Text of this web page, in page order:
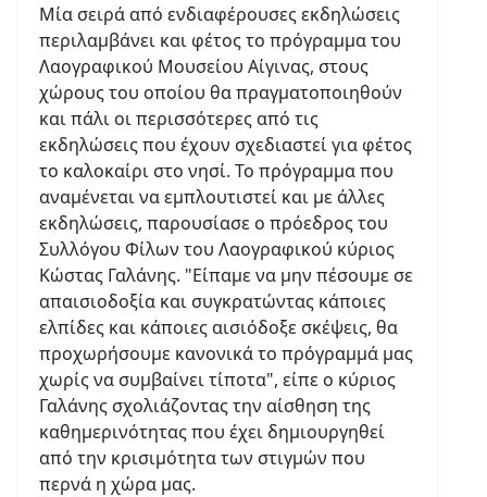
Μία σειρά από ενδιαφέρουσες εκδηλώσεις
περιλαμβάνει και φέτος το πρόγραμμα του
Λαογραφικού Μουσείου Αίγινας, στους
χώρους του οποίου θα πραγματοποιηθούν
και πάλι οι περισσότερες από τις
εκδηλώσεις που έχουν σχεδιαστεί για φέτος
το καλοκαίρι στο νησί. Το πρόγραμμα που
αναμένεται να εμπλουτιστεί και με άλλες
εκδηλώσεις, παρουσίασε ο πρόεδρος του
Συλλόγου Φίλων του Λαογραφικού κύριος
Κώστας Γαλάνης. "Είπαμε να μην πέσουμε σε
απαισιοδοξία και συγκρατώντας κάποιες
ελπίδες και κάποιες αισιόδοξε σκέψεις, θα
προχωρήσουμε κανονικά το πρόγραμμά μας
χωρίς να συμβαίνει τίποτα", είπε ο κύριος
Γαλάνης σχολιάζοντας την αίσθηση της
καθημερινότητας που έχει δημιουργηθεί
από την κρισιμότητα των στιγμών που
περνά η χώρα μας.